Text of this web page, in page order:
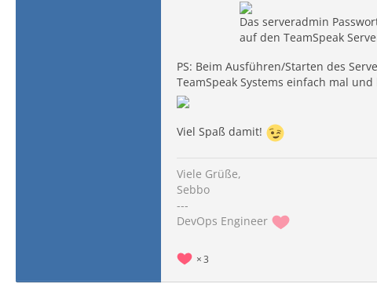
Das serveradmin
auf den TeamSpeak
PS: Beim Ausführen/Starten des
TeamSpeak Systems einfach mal
Viel Spaß damit!
Viele Grüße,
Sebbo
---
DevOps Engineer
3